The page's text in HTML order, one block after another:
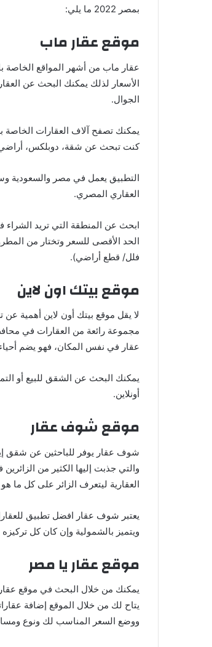
بمصر 2022 ما يلي:
موقع عقار ماب
عقار ماب من أشهر المواقع الخاصة
الأسعار لذلك يمكنك البحث عن
الجوال.
يمكنك تصفح آلاف العقارات الخاصة
كنت تبحث عن شقة، دوبلكس،
التطبيق يعمل في مصر والسعودية
العقاري المصري.
ابحث عن المنطقة التي تريد
الحد الأقصى للسعر وتختار من
فلل/ قطع أراضي).
موقع بيتك اون لاين
لا يقل موقع بيتك أون لاين أهمية عن
مجموعة رائعة من العقارات في
عقار في نفس المكان، فهو يضم
يمكنك البحث عن الشقق للبيع أو
أونلاين.
موقع شوف عقار
شوف عقار يوفر للباحثين عن شقق
والتي جذبت إليها الكثير من
العقارية ليتعرف الزائر على كل ما
يعتبر شوف عقار افضل تطبيق
ويتميز بالشمولية وإن كان كل
موقع عقار يا مصر
يمكنك من خلال البحث في موقع عقار
يتاح لك من خلال الموقع إضافة
ووضع السعر المناسب لك ونوع